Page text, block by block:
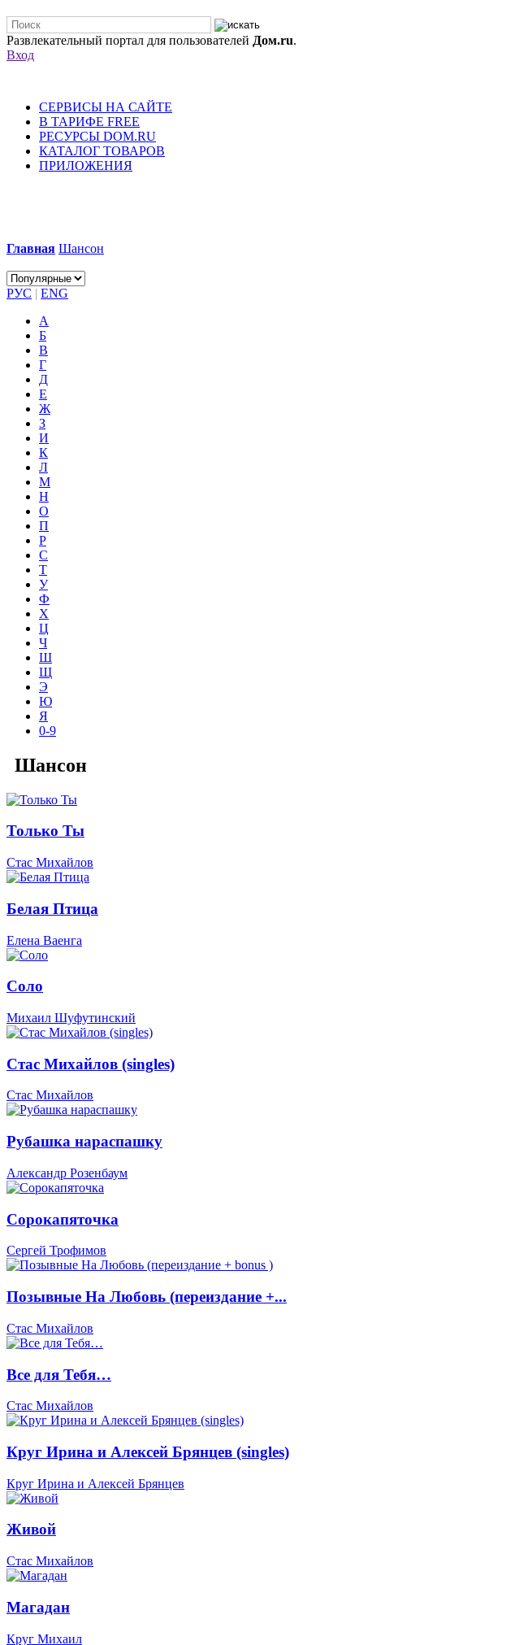
Развлекательный портал для пользователей Дом.ru.
Вход
СЕРВИСЫ НА САЙТЕ
В ТАРИФЕ FREE
РЕСУРСЫ DOM.RU
КАТАЛОГ ТОВАРОВ
ПРИЛОЖЕНИЯ
Главная Шансон
РУС | ENG
А
Б
В
Г
Д
Е
Ж
З
И
К
Л
М
Н
О
П
Р
С
Т
У
Ф
Х
Ц
Ч
Ш
Щ
Э
Ю
Я
0-9
Шансон
Только Ты
Стас Михайлов
Белая Птица
Елена Ваенга
Соло
Михаил Шуфутинский
Стас Михайлов (singles)
Стас Михайлов
Рубашка нараспашку
Александр Розенбаум
Сорокапяточка
Сергей Трофимов
Позывные На Любовь (переиздание +...
Стас Михайлов
Все для Тебя…
Стас Михайлов
Круг Ирина и Алексей Брянцев (singles)
Круг Ирина и Алексей Брянцев
Живой
Стас Михайлов
Магадан
Круг Михаил